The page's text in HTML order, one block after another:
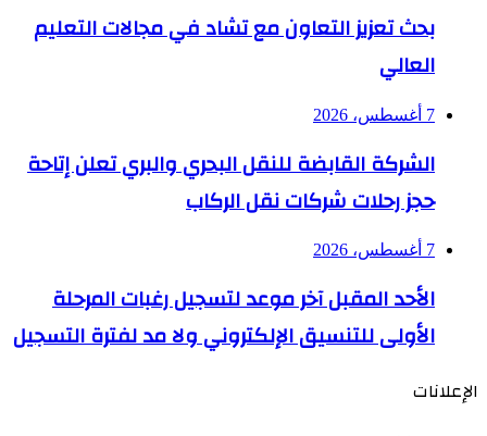
بحث تعزيز التعاون مع تشاد في مجالات التعليم
العالي
7 أغسطس، 2026
الشركة القابضة للنقل البحري والبري تعلن إتاحة
حجز رحلات شركات نقل الركاب
7 أغسطس، 2026
الأحد المقبل آخر موعد لتسجيل رغبات المرحلة
الأولى للتنسيق الإلكتروني ولا مد لفترة التسجيل
الإعلانات